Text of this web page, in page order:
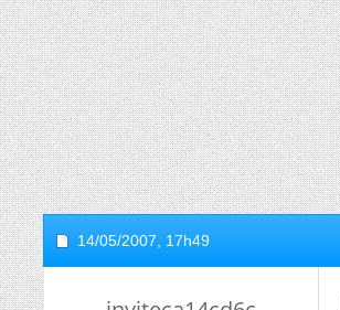
14/05/2007, 17h49